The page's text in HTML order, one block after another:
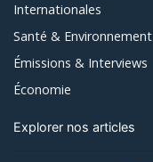
Internationales
Santé & Environnement
Émissions & Interviews
Économie
Explorer nos articles